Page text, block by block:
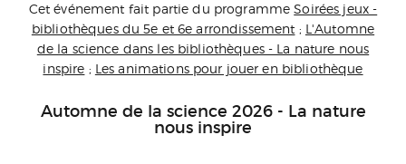
Cet événement fait partie du programmeSoirées jeux -
bibliothèques du 5e et 6e arrondissement ; L'Automne
de la science dans les bibliothèques - La nature nous
inspire ; Les animations pour jouer en bibliothèque
Automne de la science 2026 - La nature
nous inspire